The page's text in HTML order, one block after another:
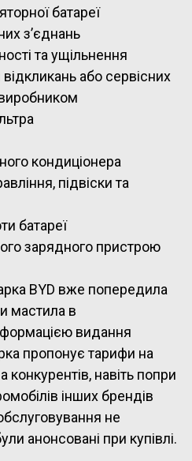
батареї
з’єднань
та ущільнення
або сервісних
кондиціонера
підвіски та
батареї
зарядного пристрою
BYD вже попередила
мастила в
видання
пропонує тарифи на
конкурентів, навіть попри
інших брендів
не
анонсовані при купівлі.